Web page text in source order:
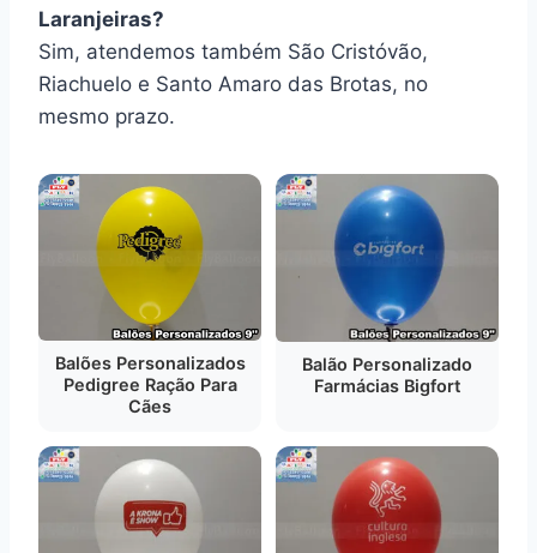
Laranjeiras?
Sim, atendemos também São Cristóvão,
Riachuelo e Santo Amaro das Brotas, no
mesmo prazo.
Balões Personalizados
Pedigree Ração Para
Cães
Balão Personalizado
Farmácias Bigfort